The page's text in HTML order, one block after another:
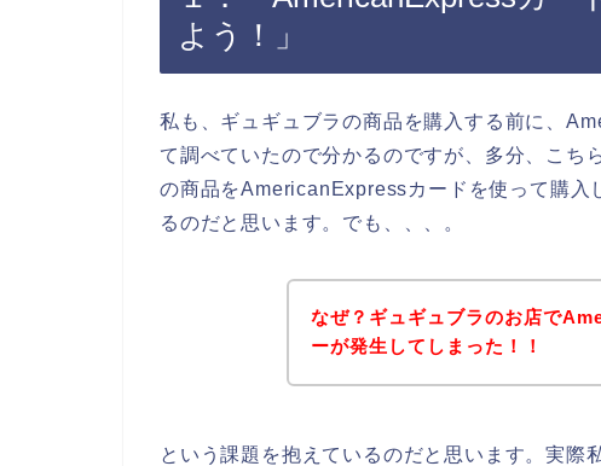
よう！」
私も、ギュギュブラの商品を購入する前に、
て調べていたので分かるのですが、多分、こち
の商品をAmericanExpressカードを使って購入
るのだと思います。でも、、、。
なぜ？ギュギュブラのお店で
ーが発生してしまった！！
という課題を抱えているのだと思います。実際